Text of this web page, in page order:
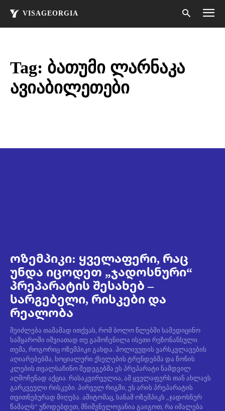
VISAGEORGIA
Tag: ბათუმი ლარნაკა
ავიაბილეთები
ოზემპიკი: ყველაფერი, რაც
უნდა იცოდეთ „ჯადოსნური“
პრეპარატის შესახებ –
სარგებელი, რისკები და
რეალობა
შეიძლება თამამად ითქვას, რომ ბოლო წლებში სამედიცინო
სამყაროში იშვიათად თუ გამოჩენილა ისეთი რეზონანსული
თემა, როგორიც ოზემპიკი გახდა. ჰოლივუდის ვარსკვლავების
აღიარებებმა, სოციალური ქსელების ტრენდებმა და წონის
კლების თვალსაჩინო შედეგებმა ეს პრეპარატი ნამდვილ
აღმოჩენად აქცია. რასაკვირველია, ამ ყველაფერს თან ახლავს
გარკვეული რისკები. პირველ რიგში, ეს არის პრეპარატის
თვითნებურად მიღება. ამიტომაც, სანამ ოზემპიკს „ჯადოსნურ
წამალს“ უწოდებდეთ, მნიშვნელოვანია გაიგოთ, რა იმალება